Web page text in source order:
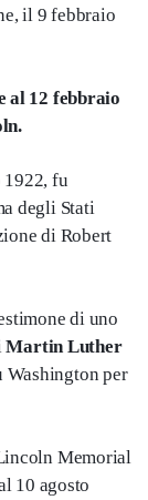
il 9 febbraio
al 12 febbraio
1922, fu
degli Stati
di Robert
di uno
Martin Luther
Washington per
Memorial
10 agosto